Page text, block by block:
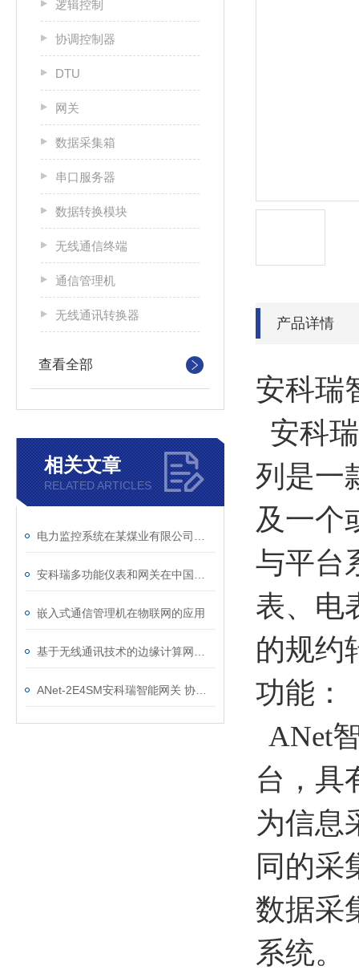
逻辑控制
协调控制器
DTU
网关
数据采集箱
串口服务器
数据转换模块
无线通信终端
通信管理机
无线通讯转换器
查看全部
相关文章
RELATED ARTICLES
嵌入式通信管理机在物联网的应用
产品详情
安科瑞
安科
列是一
及一个
与平台
表、电
的规约
功能：
ANet
台，具
为信息
同的采
数据采
系统。